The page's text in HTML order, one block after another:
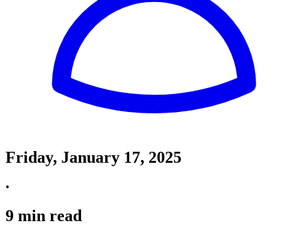
Friday, January 17, 2025
•
9 min read